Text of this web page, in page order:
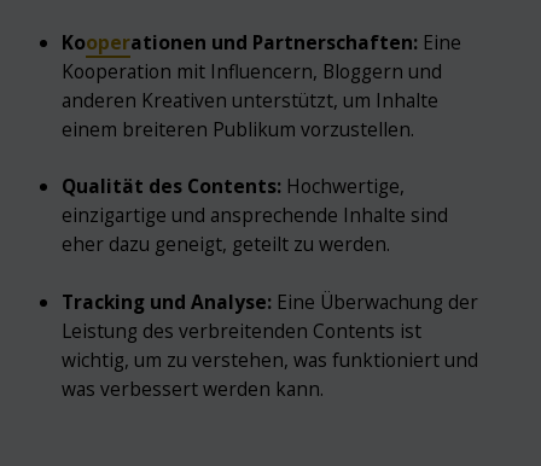
Kooperationen und Partnerschaften: Eine
Kooperation mit Influencern, Bloggern und
anderen Kreativen unterstützt, um Inhalte
einem breiteren Publikum vorzustellen.
Qualität des Contents: Hochwertige,
einzigartige und ansprechende Inhalte sind
eher dazu geneigt, geteilt zu werden.
Tracking und Analyse: Eine Überwachung der
Leistung des verbreitenden Contents ist
wichtig, um zu verstehen, was funktioniert und
was verbessert werden kann.